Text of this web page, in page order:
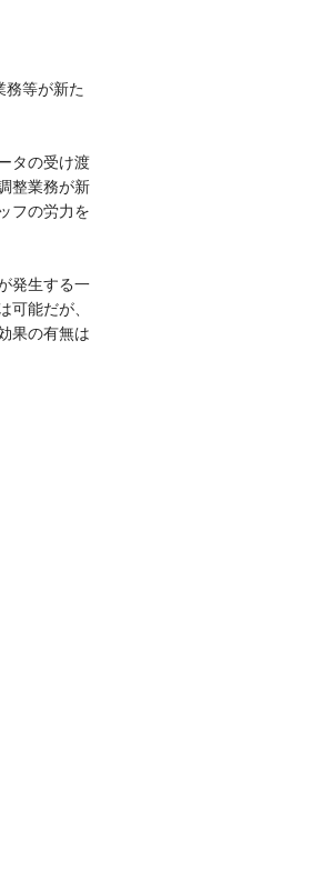
務等が新た
タの受け渡
整業務が新
フの労力を
発生する一
能だが、
果の有無は